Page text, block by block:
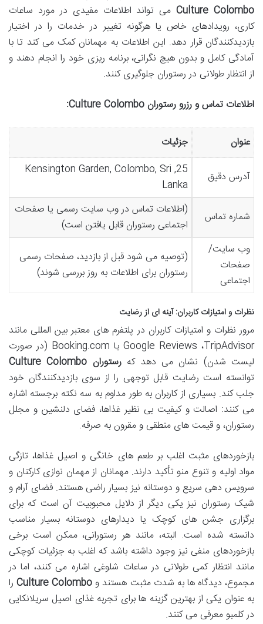
Culture Colomboمی تواند اطلاعات مفیدی در مورد ساعات
کاری، رویدادهای خاص یا هرگونه تغییر در خدمات را در اختیار
بازدیدکنندگان قرار دهد. این اطلاعات به مهمانان کمک می کند تا با
آمادگی کامل و بدون هیچ نگرانی، برنامه ریزی خود را انجام دهند و
از انتظار طولانی در رستوران جلوگیری کنند.
اطلاعات تماس و رزرو رستوران Culture Colombo:
عنوان جزئیات
آدرس دقیق
25, Kensington Garden, Colombo, Sri
Lanka
شماره تماس
(اطلاعات تماس در وب سایت رسمی یا صفحات
اجتماعی رستوران قابل یافتن است)
وب سایت/
صفحات
اجتماعی
(توصیه می شود قبل از بازدید، صفحات رسمی
رستوران برای اطلاعات به روز بررسی شوند)
نظرات و امتیازات کاربران: آینه ای از رضایت
مرور نظرات و امتیازات کاربران در پلتفرم های معتبر بین المللی مانند
TripAdvisor، Google Reviewsیا Booking.com (در صورت
لیست شدن) نشان می دهد کهرستوران Culture Colombo
توانسته است رضایت قابل توجهی را از سوی بازدیدکنندگان خود
جلب کند. بسیاری از کاربران به طور مداوم به سه نکته برجسته اشاره
می کنند: اصالت و کیفیت بی نظیر غذاها، فضای دلنشین و مجلل
رستوران، و قیمت های منطقی و مقرون به صرفه.
بازخوردهای مثبت اغلب بر طعم های خانگی و اصیل غذاها، تازگی
مواد اولیه و تنوع منو تأکید دارند. مهمانان از مهمان نوازی کارکنان و
سرویس دهی سریع و دوستانه نیز بسیار راضی هستند. فضای آرام و
شیک رستوران نیز یکی دیگر از دلایل محبوبیت آن است که برای
برگزاری جشن های کوچک یا دیدارهای دوستانه بسیار مناسب
دانسته شده است. البته، مانند هر رستورانی، ممکن است برخی
بازخوردهای منفی نیز وجود داشته باشد که اغلب به جزئیات کوچکی
مانند انتظار کمی طولانی در ساعات شلوغی اشاره می کنند، اما در
مجموع، دیدگاه ها به شدت مثبت هستند وCulture Colomboرا
به عنوان یکی از بهترین گزینه ها برای تجربه غذای اصیل سریلانکایی
در کلمبو معرفی می کنند.